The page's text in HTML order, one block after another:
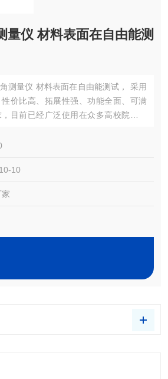
量仪 材料表面在自由能测
测量仪 材料表面在自由能测试， 采用
价比高、拓展性强、功能全面、可满
目前已经广泛使用在众多高校院所及
10